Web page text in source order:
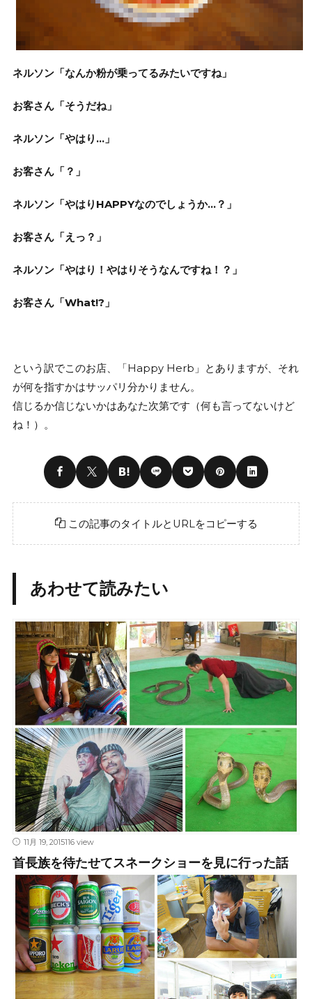
ネルソン「なんか粉が乗ってるみたいですね」
お客さん「そうだね」
ネルソン「やはり…」
お客さん「？」
ネルソン「やはりHAPPYなのでしょうか…？」
お客さん「えっ？」
ネルソン「やはり！やはりそうなんですね！？」
お客さん「What!?」
という訳でこのお店、「Happy Herb」とありますが、それ
が何を指すかはサッパリ分かりません。
信じるか信じないかはあなた次第です（何も言ってないけど
ね！）。
この記事のタイトルとURLをコピーする
あわせて読みたい
11月 19, 2015116 view
首長族を待たせてスネークショーを見に行った話